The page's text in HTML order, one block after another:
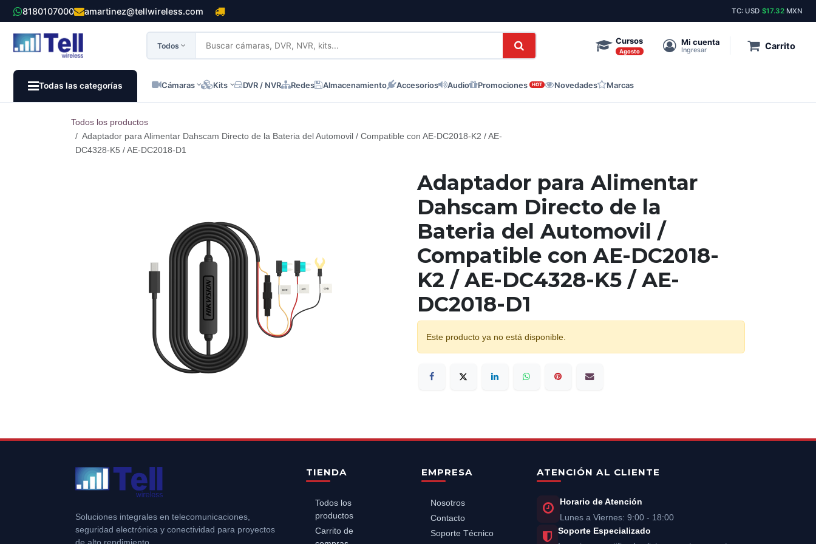
Ir al contenido
8180107000 amartinez@tellwireless.com Envíos el mismo día a toda la república. Stock
TC: USD $17.32 MXN
Todos
Cursos
Agosto
Mi cuenta
Ingresar Carrito
Todas las categorías Cámaras Kits DVR / NVR Redes Almacenamiento Accesorios Audio Promociones HOT Novedades Marcas
Todos los productos
Adaptador para Alimentar Dahscam Directo de la Bateria del Automovil / Compatible con AE-DC2018-K2 / AE-
DC4328-K5 / AE-DC2018-D1
Adaptador para Alimentar
Dahscam Directo de la
Bateria del Automovil /
Compatible con AE-DC2018-
K2 / AE-DC4328-K5 / AE-
DC2018-D1
Este producto ya no está disponible.
Soluciones integrales en telecomunicaciones,
seguridad electrónica y conectividad para proyectos
TIENDA
Todos los
productos
Carrito de
EMPRESA
Nosotros
Contacto
Soporte Técnico
ATENCIÓN AL CLIENTE
Horario de Atención
Lunes a Viernes: 9:00 - 18:00
Soporte Especializado